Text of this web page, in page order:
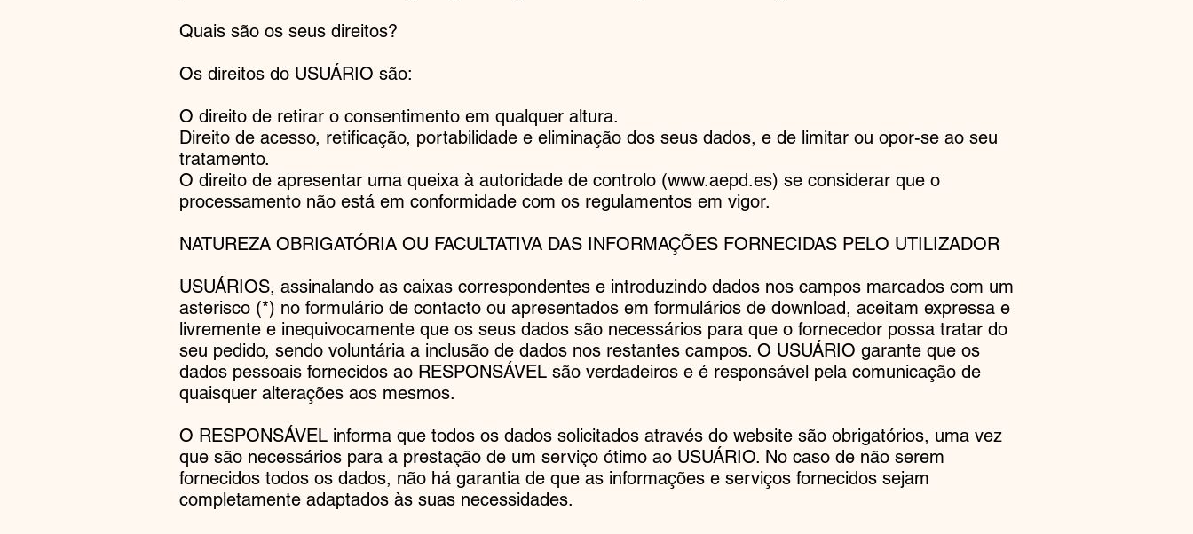
Quais são os seus direitos?
Os direitos do USUÁRIO são:
O direito de retirar o consentimento em qualquer altura.
Direito de acesso, retificação, portabilidade e eliminação dos seus dados, e de limitar ou opor-se ao seu
tratamento.
O direito de apresentar uma queixa à autoridade de controlo (www.aepd.es) se considerar que o
processamento não está em conformidade com os regulamentos em vigor.
NATUREZA OBRIGATÓRIA OU FACULTATIVA DAS INFORMAÇÕES FORNECIDAS PELO UTILIZADOR
USUÁRIOS, assinalando as caixas correspondentes e introduzindo dados nos campos marcados com um
asterisco (*) no formulário de contacto ou apresentados em formulários de download, aceitam expressa e
livremente e inequivocamente que os seus dados são necessários para que o fornecedor possa tratar do
seu pedido, sendo voluntária a inclusão de dados nos restantes campos. O USUÁRIO garante que os
dados pessoais fornecidos ao RESPONSÁVEL são verdadeiros e é responsável pela comunicação de
quaisquer alterações aos mesmos.
O RESPONSÁVEL informa que todos os dados solicitados através do website são obrigatórios, uma vez
que são necessários para a prestação de um serviço ótimo ao USUÁRIO. No caso de não serem
fornecidos todos os dados, não há garantia de que as informações e serviços fornecidos sejam
completamente adaptados às suas necessidades.